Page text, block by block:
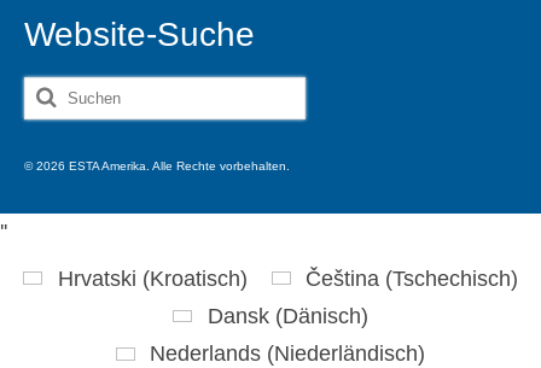
Website-Suche
Suche
nach:
© 2026 ESTA Amerika. Alle Rechte vorbehalten.
''
Hrvatski (Kroatisch) Čeština (Tschechisch)
Dansk(Dänisch)
Nederlands (Niederländisch)